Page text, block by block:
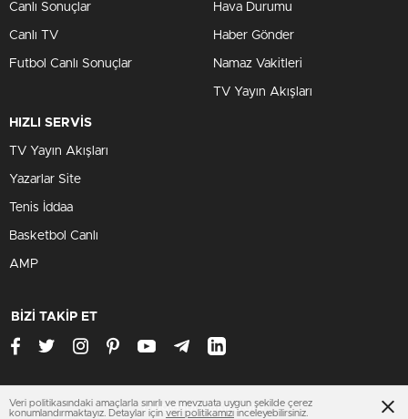
Canlı Sonuçlar
Canlı TV
Futbol Canlı Sonuçlar
Hava Durumu
Haber Gönder
Namaz Vakitleri
TV Yayın Akışları
HIZLI SERVİS
TV Yayın Akışları
Yazarlar Site
Tenis İddaa
Basketbol Canlı
AMP
BİZİ TAKİP ET
muglasondakika.org
Veri politikasındaki amaçlarla sınırlı ve mevzuata uygun şekilde çerez
konumlandırmaktayız. Detaylar için veri politikamızı inceleyebilirsiniz.